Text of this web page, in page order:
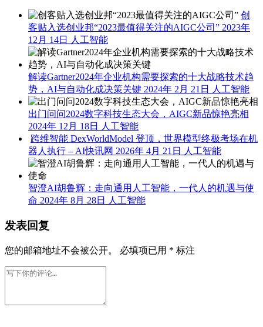
创
客贴入选创业邦“2023最值得关注的AIGC公司” 2023年
12月 14日
人工智能
解读Gartner2024年企业机构需要探索的十大战略技术趋
势，AI与自动化成决策关键 2024年 2月 21日 人工智能
出门问问2024数字科技生态大会，AIGC新品惊艳亮相
2024年 12月 18日
人工智能